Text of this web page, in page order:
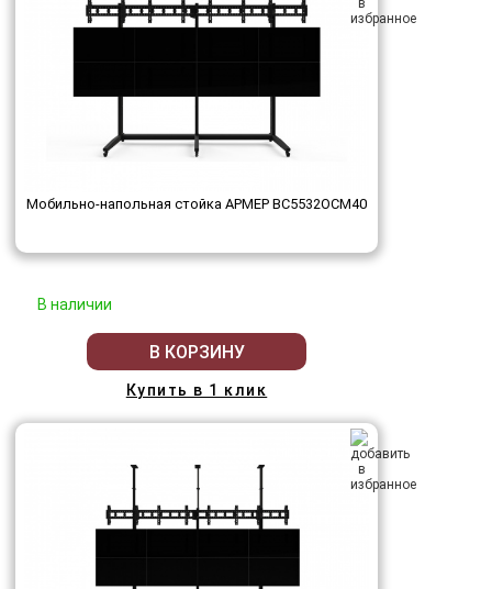
Мобильно-напольная стойка АРМЕР ВС5532ОСМ40
В наличии
В КОРЗИНУ
Купить в 1 клик